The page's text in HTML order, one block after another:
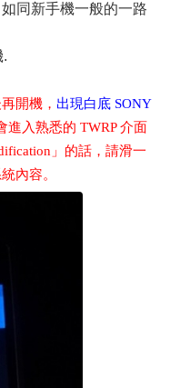
同新手機一般的一路
.
開機， 出現白底 SONY
進入熟悉的 TWRP 介面
」的話，請滑一
內容。